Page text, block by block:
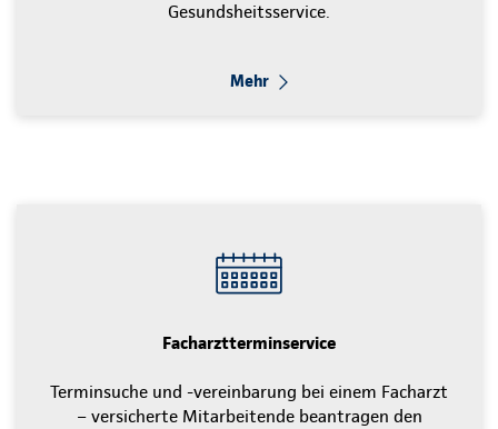
Gesundsheitsservice.
Mehr
Facharztterminservice
Terminsuche und -vereinbarung bei einem Facharzt
– versicherte Mitarbeitende beantragen den